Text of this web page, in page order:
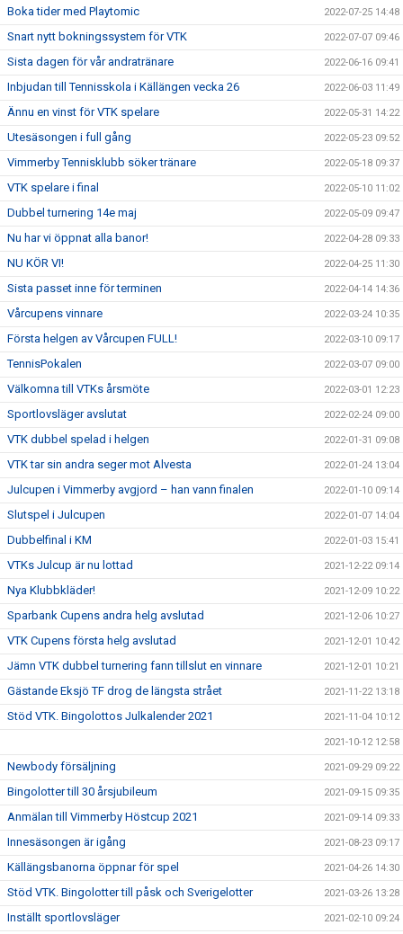
Boka tider med Playtomic 2022-07-25 14:48
Snart nytt bokningssystem för VTK 2022-07-07 09:46
Sista dagen för vår andratränare 2022-06-16 09:41
Inbjudan till Tennisskola i Källängen vecka 26 2022-06-03 11:49
Ännu en vinst för VTK spelare 2022-05-31 14:22
Utesäsongen i full gång 2022-05-23 09:52
Vimmerby Tennisklubb söker tränare 2022-05-18 09:37
VTK spelare i final 2022-05-10 11:02
Dubbel turnering 14e maj 2022-05-09 09:47
Nu har vi öppnat alla banor! 2022-04-28 09:33
NU KÖR VI! 2022-04-25 11:30
Sista passet inne för terminen 2022-04-14 14:36
Vårcupens vinnare 2022-03-24 10:35
Första helgen av Vårcupen FULL! 2022-03-10 09:17
TennisPokalen 2022-03-07 09:00
Välkomna till VTKs årsmöte 2022-03-01 12:23
Sportlovsläger avslutat 2022-02-24 09:00
VTK dubbel spelad i helgen 2022-01-31 09:08
VTK tar sin andra seger mot Alvesta 2022-01-24 13:04
Julcupen i Vimmerby avgjord – han vann finalen 2022-01-10 09:14
Slutspel i Julcupen 2022-01-07 14:04
Dubbelfinal i KM 2022-01-03 15:41
VTKs Julcup är nu lottad 2021-12-22 09:14
Nya Klubbkläder! 2021-12-09 10:22
Sparbank Cupens andra helg avslutad 2021-12-06 10:27
VTK Cupens första helg avslutad 2021-12-01 10:42
Jämn VTK dubbel turnering fann tillslut en vinnare 2021-12-01 10:21
Gästande Eksjö TF drog de längsta strået 2021-11-22 13:18
Stöd VTK. Bingolottos Julkalender 2021 2021-11-04 10:12
2021-10-12 12:58
Newbody försäljning 2021-09-29 09:22
Bingolotter till 30 årsjubileum 2021-09-15 09:35
Anmälan till Vimmerby Höstcup 2021 2021-09-14 09:33
Innesäsongen är igång 2021-08-23 09:17
Källängsbanorna öppnar för spel 2021-04-26 14:30
Stöd VTK. Bingolotter till påsk och Sverigelotter 2021-03-26 13:28
Inställt sportlovsläger 2021-02-10 09:24